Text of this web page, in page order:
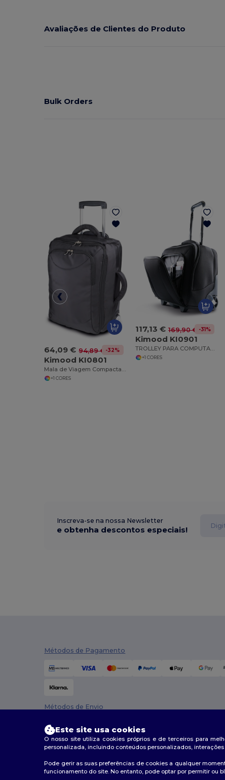
Avaliações de Clientes do Produto
Bulk Orders
64,09 € 94,89 € -32%
Kimood KI0801
Mala de Viagem Compacta com Rodas e Alça Reforçada
+1 CORES
117,13 € 169,90 € -31%
Kimood KI0901
TROLLEY PARA COMPUTADOR
+1 CORES
Inscreva-se na nossa Newsletter
e obtenha descontos especiais!
Métodos de Pagamento
Métodos de Envio
Este site usa cookies
O nosso site utiliza cookies próprios e de terceiros para
personalizada, incluindo conteúdos personalizados,
Pode gerir as suas preferências de cookies a qualquer
funcionamento do site. No entanto, pode optar por permitir ou